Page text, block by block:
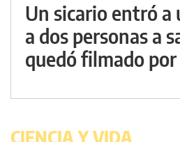
Un sicario entró a
a dos personas a
quedó filmado por
CIENCIA Y VIDA